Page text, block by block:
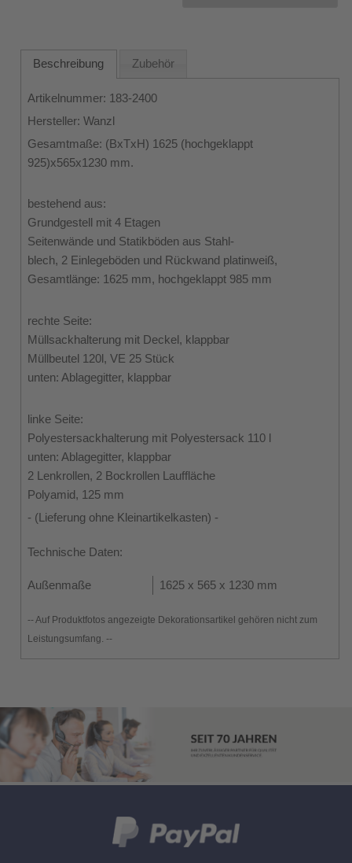
Beschreibung Zubehör
Artikelnummer: 183-2400
Hersteller: Wanzl
Gesamtmaße: (BxTxH) 1625 (hochgeklappt
925)x565x1230 mm.
bestehend aus:
Grundgestell mit 4 Etagen
Seitenwände und Statikböden aus Stahl-
blech, 2 Einlegeböden und Rückwand platinweiß,
Gesamtlänge: 1625 mm, hochgeklappt 985 mm
rechte Seite:
Müllsackhalterung mit Deckel, klappbar
Müllbeutel 120l, VE 25 Stück
unten: Ablagegitter, klappbar
linke Seite:
Polyestersackhalterung mit Polyestersack 110 l
unten: Ablagegitter, klappbar
2 Lenkrollen, 2 Bockrollen Lauffläche
Polyamid, 125 mm
- (Lieferung ohne Kleinartikelkasten) -
Technische Daten:
Außenmaße 1625 x 565 x 1230 mm
-- Auf Produktfotos angezeigte Dekorationsartikel gehören nicht zum
Leistungsumfang. --